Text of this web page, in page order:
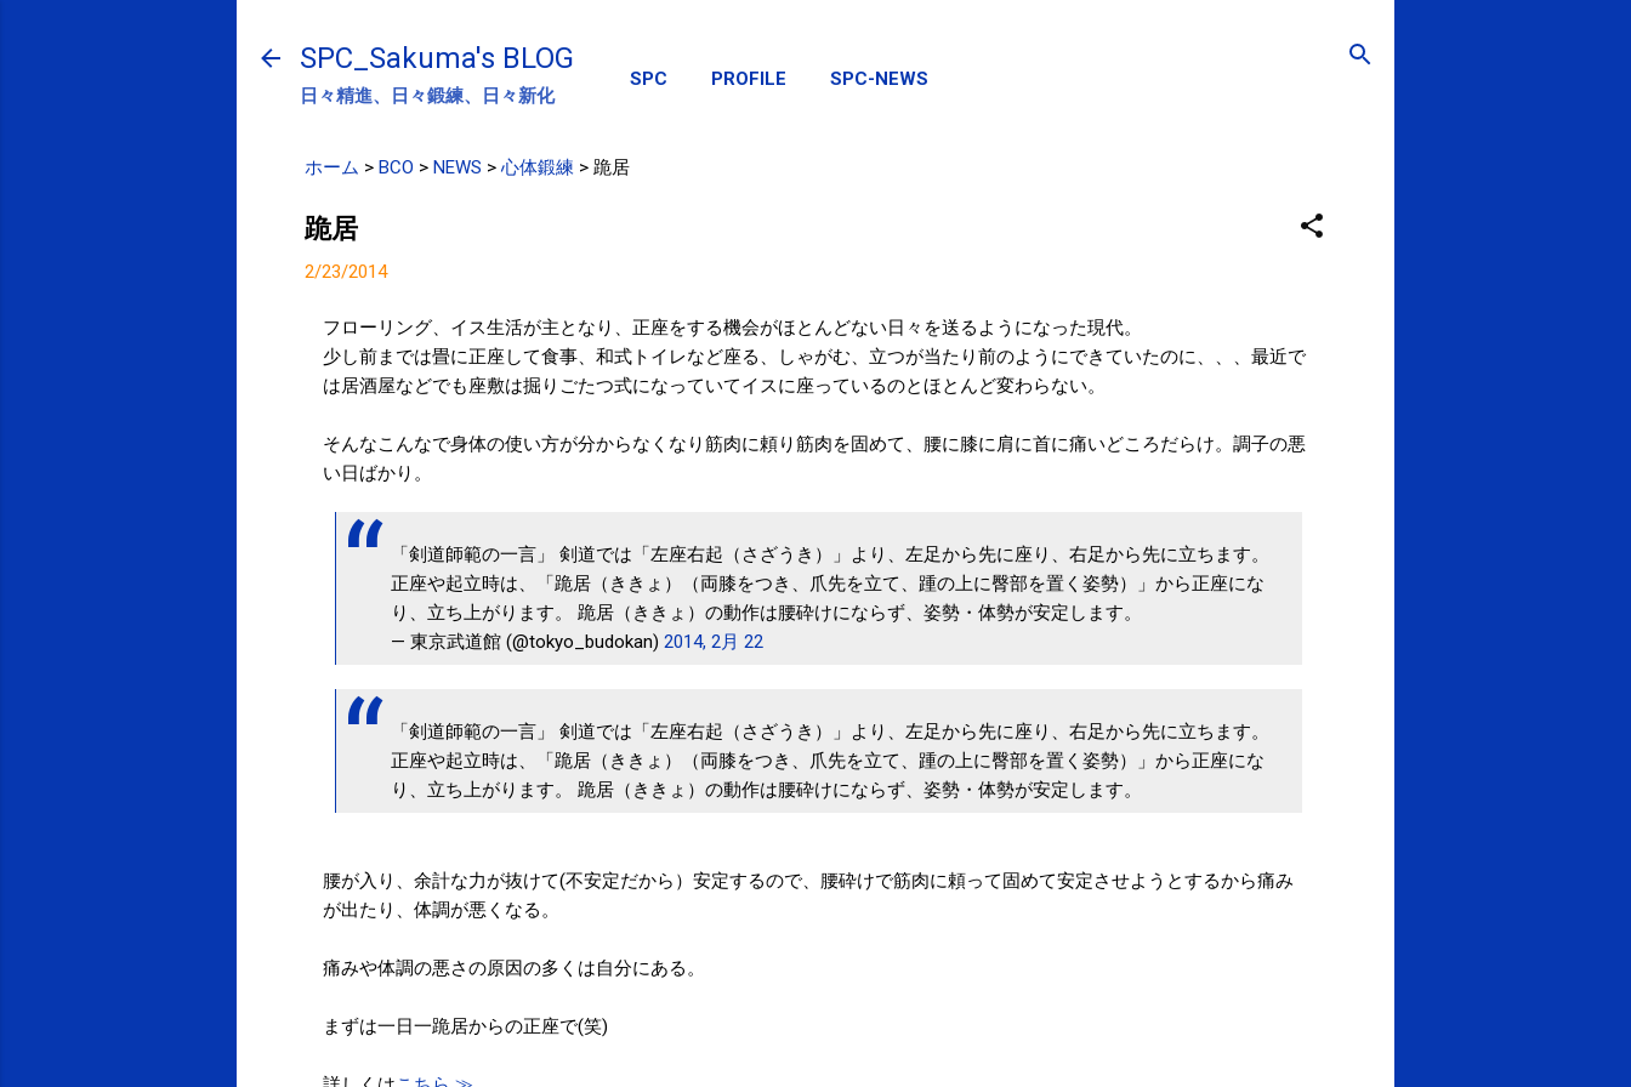
SPC_Sakuma's BLOG
日々精進、日々鍛練、日々新化
SPC PROFILE SPC-NEWS
ホーム > BCO > NEWS > 心体鍛練 > 跪居
跪居
2/23/2014
フローリング、イス生活が主となり、正座をする機会がほとんどない日々を送るようになった現代。
少し前までは畳に正座して食事、和式トイレなど座る、しゃがむ、立つが当たり前のようにできていたのに、、、最近で
は居酒屋などでも座敷は掘りごたつ式になっていてイスに座っているのとほとんど変わらない。
そんなこんなで身体の使い方が分からなくなり筋肉に頼り筋肉を固めて、腰に膝に肩に首に痛いどころだらけ。調子の悪
い日ばかり。
「剣道師範の一言」 剣道では「左座右起（さざうき）」より、左足から先に座り、右足から先に立ちます。
正座や起立時は、「跪居（ききょ）（両膝をつき、爪先を立て、踵の上に臀部を置く姿勢）」から正座にな
り、立ち上がります。 跪居（ききょ）の動作は腰砕けにならず、姿勢・体勢が安定します。
— 東京武道館 (@tokyo_budokan) 2014, 2月 22
「剣道師範の一言」 剣道では「左座右起（さざうき）」より、左足から先に座り、右足から先に立ちます。
正座や起立時は、「跪居（ききょ）（両膝をつき、爪先を立て、踵の上に臀部を置く姿勢）」から正座にな
り、立ち上がります。 跪居（ききょ）の動作は腰砕けにならず、姿勢・体勢が安定します。
腰が入り、余計な力が抜けて(不安定だから）安定するので、腰砕けで筋肉に頼って固めて安定させようとするから痛み
が出たり、体調が悪くなる。
痛みや体調の悪さの原因の多くは自分にある。
まずは一日一跪居からの正座で(笑)